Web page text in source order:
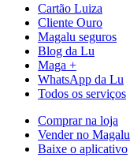
Cartão Luiza
Cliente Ouro
Magalu seguros
Blog da Lu
Maga +
WhatsApp da Lu
Todos os serviços
Comprar na loja
Vender no Magalu
Baixe o aplicativo